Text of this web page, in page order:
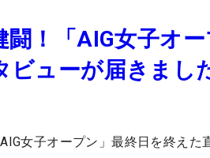
闘！「AIG女子オ
ビューが届きまし
女子オープン」最終日を終えた